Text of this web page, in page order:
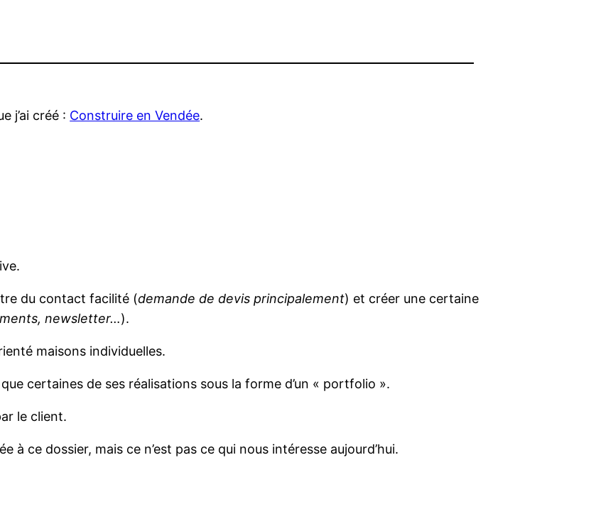
j’ai créé : Construire en Vendée.
du contact facilité (demande de devis principalement) et créer une certaine
newsletter…).
maisons individuelles.
certaines de ses réalisations sous la forme d’un « portfolio ».
le client.
ce dossier, mais ce n’est pas ce qui nous intéresse aujourd’hui.